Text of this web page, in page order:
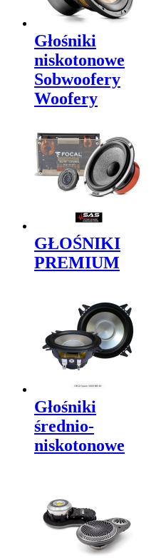
Głośniki
niskotonowe
Sobwoofery
Woofery
GŁOŚNIKI
PREMIUM
Głośniki
średnio-
niskotonowe